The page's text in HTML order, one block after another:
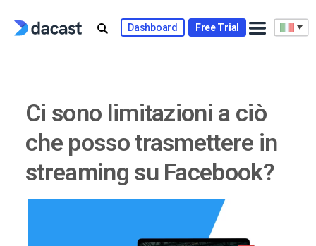
Dashboard Free Trial
Ci sono limitazioni a ciò
che posso trasmettere in
streaming su Facebook?